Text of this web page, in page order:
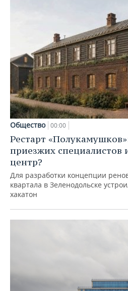
Общество 00:00
Рестарт
приезжих
центр?
Для разработки концепции
квартала в Зеленодольске
хакатон